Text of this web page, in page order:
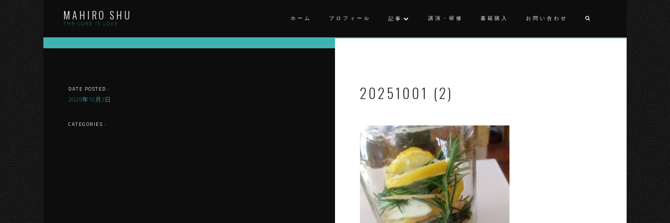
Skip
to
content
MAHIRO SHU
THE CORE IS LOVE
ホーム プロフィール 記事 講演・研修 書籍購入 お問い合わせ
DATE POSTED :
2025年10月2日
CATEGORIES :
20251001 (2)
投
稿
ナ
ビ
ゲ
ー
シ
ョ
ン
(2)